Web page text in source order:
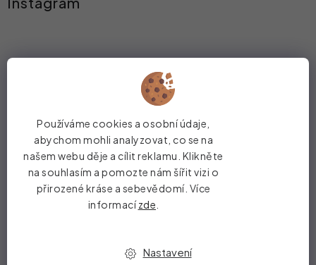
Používáme cookies a osobní údaje,
abychom mohli analyzovat, co se na
našem webu děje a cílit reklamu. Klikněte
na souhlasím a pomozte nám šířit vizi o
přirozené kráse a sebevědomí. Více
informacízde
Nastavení
p